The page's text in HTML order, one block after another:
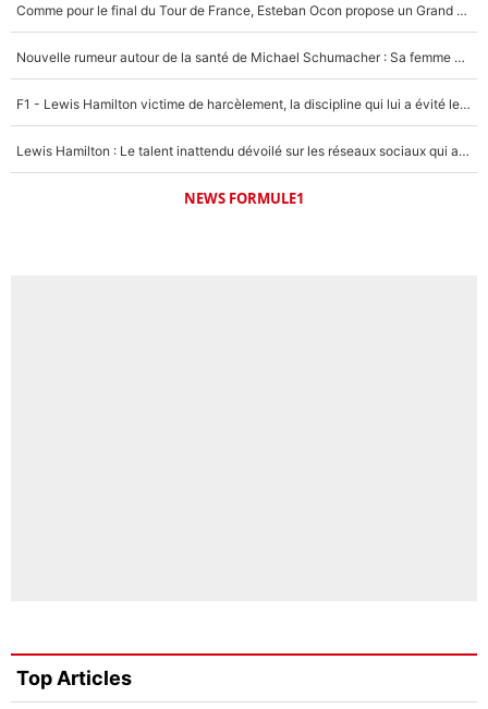
Comme pour le final du Tour de France, Esteban Ocon propose un Grand Prix de Formule 1 à Paris : «Autour de l’Arc de Triomphe, ce serait génial» !
Nouvelle rumeur autour de la santé de Michael Schumacher : Sa femme Corinna sort du silence
F1 - Lewis Hamilton victime de harcèlement, la discipline qui lui a évité le pire : «J'aurais probablement mal tourné»
Lewis Hamilton : Le talent inattendu dévoilé sur les réseaux sociaux qui a impressionné Kim Kardashian pendant leurs vacances en amoureux !
NEWS FORMULE1
Top Articles